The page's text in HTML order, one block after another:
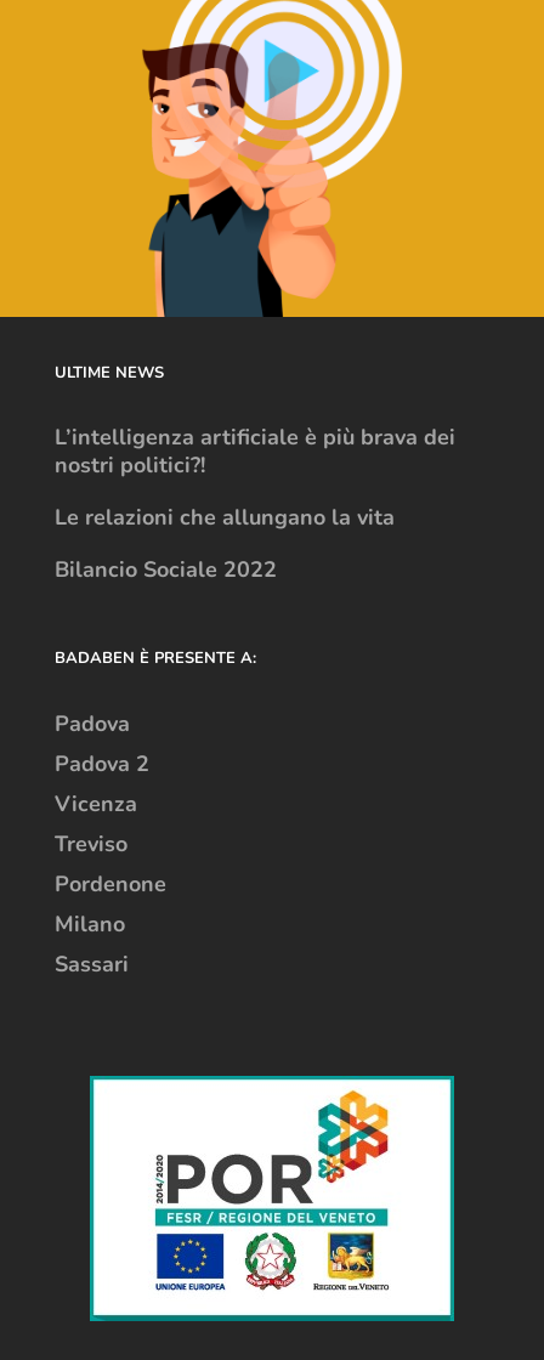
ULTIME NEWS
L’intelligenza artificiale è più brava dei
nostri politici?!
Le relazioni che allungano la vita
Bilancio Sociale 2022
BADABEN È PRESENTE A:
Padova
Padova 2
Vicenza
Treviso
Pordenone
Milano
Sassari